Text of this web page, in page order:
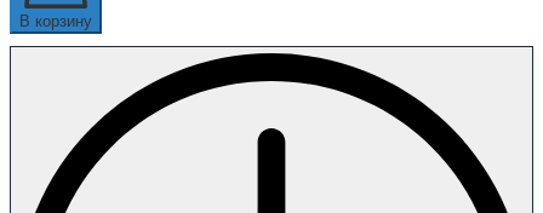
В корзину